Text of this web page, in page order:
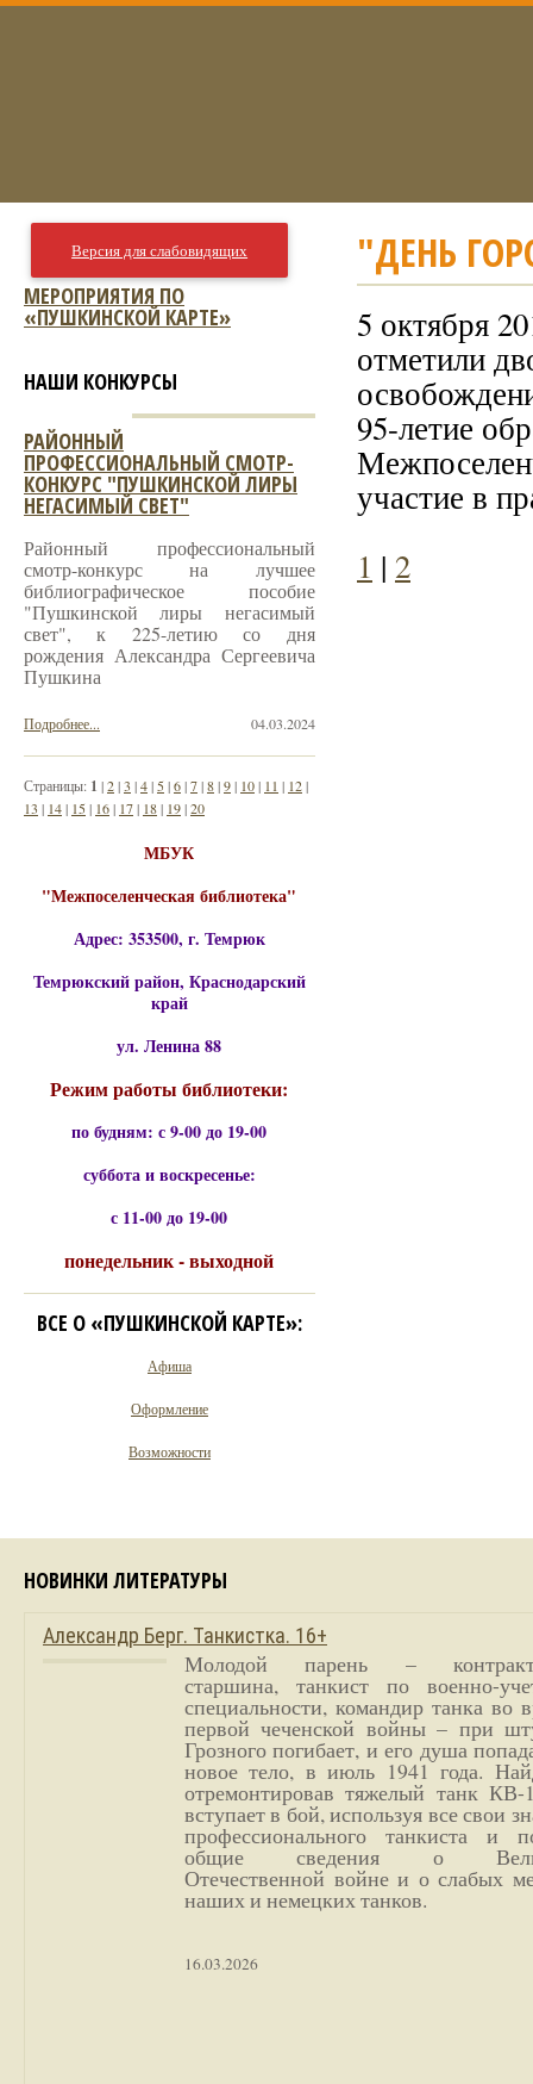
"ДЕНЬ
5 октября
отметили
95-летие
участие в
1 | 2
Версия для слабовидящих
МЕРОПРИЯТИЯ ПО
«ПУШКИНСКОЙ КАРТЕ»
НАШИ КОНКУРСЫ
РАЙОННЫЙ
ПРОФЕССИОНАЛЬНЫЙ СМОТР-
КОНКУРС "ПУШКИНСКОЙ ЛИРЫ
НЕГАСИМЫЙ СВЕТ"
Районный профессиональный
смотр-конкурс на лучшее
библиографическое пособие
"Пушкинской лиры негасимый
свет", к 225-летию со дня
рождения Александра Сергеевича
Пушкина
04.03.2024
Подробнее...
Страницы: 1 |2|3 |4| 5|6|7|8|9| 10| 11 | 12|
13 | 14| 15| 16| 17| 18| 19|20
МБУК
"Межпоселенческая библиотека"
Адрес: 353500, г. Темрюк
Темрюкский район, Краснодарский
край
ул. Ленина 88
Режим работы библиотеки:
по будням: с 9-00 до 19-00
суббота и воскресенье:
с 11-00 до 19-00
понедельник - выходной
ВСЕ О «ПУШКИНСКОЙ КАРТЕ»:
Афиша
Оформление
Возможности
НОВИНКИ ЛИТЕРАТУРЫ
Александр Берг. Танкистка. 16+
Молодой парень –
старшина, танкист по военно-
специальности, командир танка во
первой чеченской войны – при
Грозного погибает, и его душа
новое тело, в июль 1941 года.
отремонтировав тяжелый танк
вступает в бой, используя все свои
профессионального танкиста и
общие сведения о
Отечественной войне и о слабых
наших и немецких танков.
16.03.2026